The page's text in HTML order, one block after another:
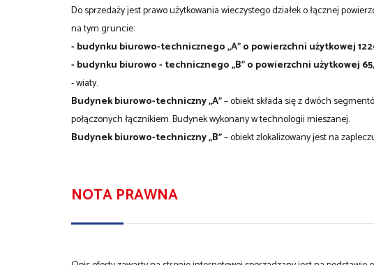
Do sprzedaży jest prawo użytkowania wieczystego działek o łącznej
na tym gruncie:
- budynku biurowo-technicznego „A” o powierzchni użytkowej
- budynku biurowo - technicznego „B” o powierzchni użytkowej
- wiaty.
Budynek biurowo-techniczny „A”– obiekt składa się z dwóch
połączonych łącznikiem. Budynek wykonany w technologii mieszanej.
Budynek biurowo-techniczny „B”– obiekt zlokalizowany jest na
NOTA PRAWNA